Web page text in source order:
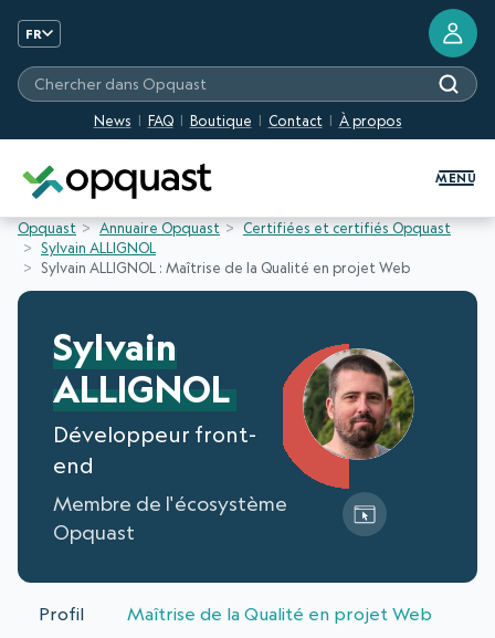
FR
News FAQ Boutique Contact À propos
Chercher dans Opquast
MENU
Opquast Annuaire Opquast
Certifiées et certifiés Opquast
Sylvain ALLIGNOL
Sylvain ALLIGNOL : Maîtrise de la Qualité en projet Web
Sylvain
ALLIGNOL
Développeur front-
end
Membre de l'écosystème
Opquast
Profil Maîtrise de la Qualité en projet Web